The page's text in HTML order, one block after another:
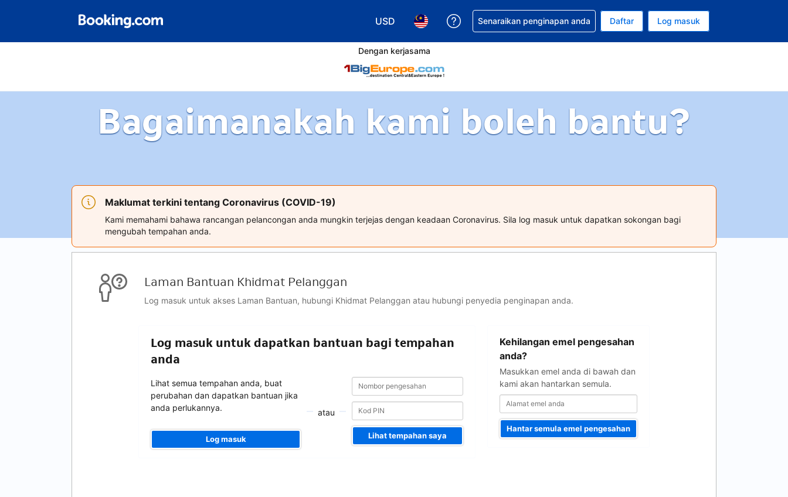
USD
Pilih mata wang anda. Mata wang semasa anda adalah Dolar A.S.
Pilih bahasa anda. Bahasa semasa anda adalah Bahasa Malaysia
Dapatkan bantuan bagi tempahan anda
Senaraikan penginapan anda Daftar Log masuk
Dengan kerjasama
Bagaimanakah kami boleh bantu?
Maklumat terkini tentang Coronavirus (COVID-19)
Kami memahami bahawa rancangan pelancongan anda mungkin terjejas dengan keadaan Coronavirus. Sila log masuk untuk dapatkan sokongan bagi
mengubah tempahan anda.
Laman Bantuan Khidmat Pelanggan
Log masuk untuk akses Laman Bantuan, hubungi Khidmat Pelanggan atau hubungi penyedia penginapan anda.
Log masuk untuk dapatkan bantuan bagi tempahan
anda
Lihat semua tempahan anda, buat
perubahan dan dapatkan bantuan jika
anda perlukannya.
Log masuk
atau
Nombor
pengesahan
Nombor
pengesahan
Lihat tempahan saya
Kehilangan emel pengesahan
anda?
Masukkan emel anda di bawah dan
kami akan hantarkan semula.
anda
Hantar semula emel pengesahan